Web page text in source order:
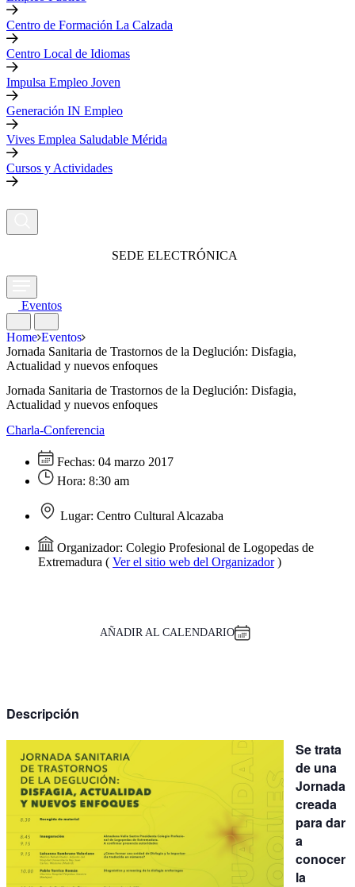
Centro de Formación La Calzada
Centro Local de Idiomas
Impulsa Empleo Joven
Generación IN Empleo
Vives Emplea Saludable Mérida
Cursos y Actividades
SEDE ELECTRÓNICA
Eventos
Home Eventos
Jornada Sanitaria de Trastornos de la Deglución: Disfagia,
Actualidad y nuevos enfoques
Jornada Sanitaria de Trastornos de la Deglución: Disfagia,
Actualidad y nuevos enfoques
Charla-Conferencia
Fechas: 04 marzo 2017
Hora: 8:30 am
Lugar: Centro Cultural Alcazaba
Organizador: Colegio Profesional de Logopedas de
Extremadura ( Ver el sitio web del Organizador)
AÑADIR AL CALENDARIO
Descripción
Se trata
de una
Jornada
creada
para dar
a
conocer
la